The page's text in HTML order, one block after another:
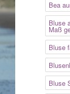
Bea
Bluse
Maß
Bluse
Bluse